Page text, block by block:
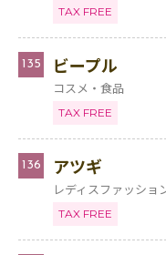
TAX FREE
135 ビープル
コスメ・食品
TAX FREE
136 アツギ
レディスファッショ
TAX FREE